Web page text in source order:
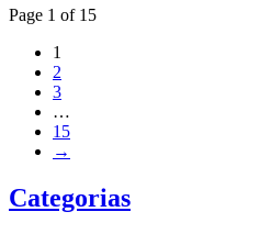
Page 1 of 15
1
2
3
…
15
→
Categorias